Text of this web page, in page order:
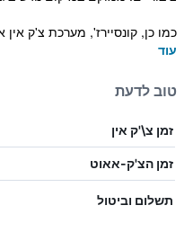
כמו כן, קונסיירז', מערכת צ'ק
עוד
טוב לדעת
זמן צ\'ק אין
זמן הצ'ק-אאוט
תשלום וביטול